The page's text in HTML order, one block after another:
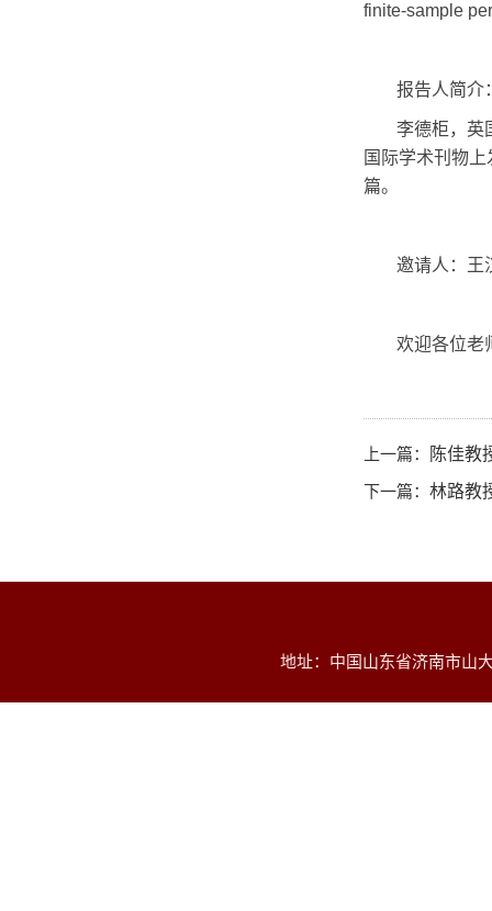
finite-sample
报告人简介
李德柜，英
国际学术刊物
篇。
邀请人：王
欢迎各位老
上一篇：
陈佳教
下一篇： 林路教
地址：中国山东省济南市山